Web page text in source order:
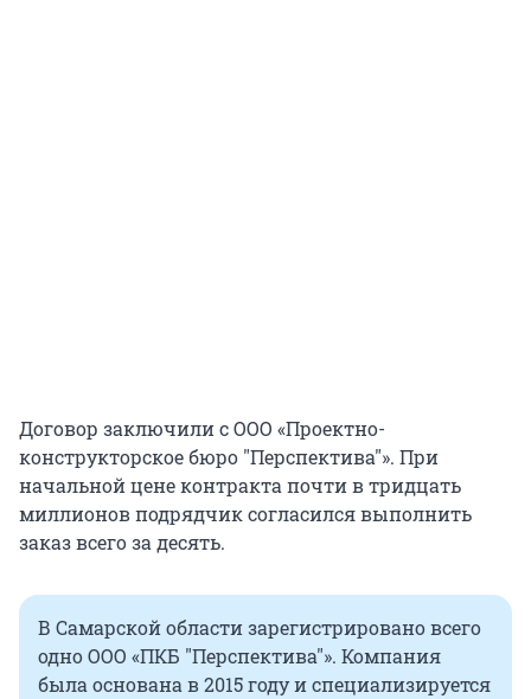
Договор заключили с ООО «Проектно-
конструкторское бюро "Перспектива"». При
начальной цене контракта почти в тридцать
миллионов подрядчик согласился выполнить
заказ всего за десять.
В Самарской области зарегистрировано всего
одно ООО «ПКБ "Перспектива"». Компания
была основана в 2015 году и специализируется